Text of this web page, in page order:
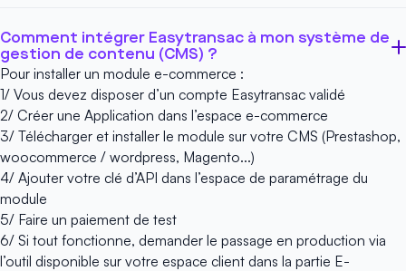
Comment intégrer Easytransac à mon système de
gestion de contenu (CMS) ?
Pour installer un module e-commerce :
1/ Vous devez disposer d’un compte Easytransac validé
2/ Créer une Application dans l’espace e-commerce
3/ Télécharger et installer le module sur votre CMS (Prestashop,
woocommerce / wordpress, Magento...)
4/ Ajouter votre clé d’API dans l’espace de paramétrage du
module
5/ Faire un paiement de test
6/ Si tout fonctionne, demander le passage en production via
l’outil disponible sur votre espace client dans la partie E-